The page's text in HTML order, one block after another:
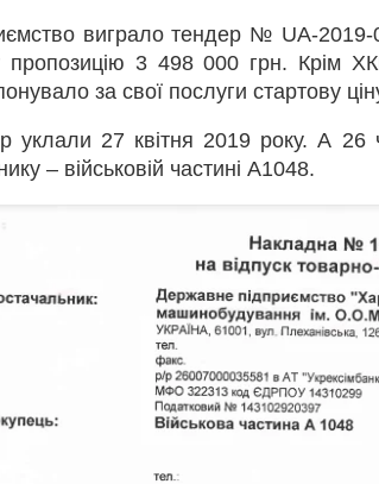
виграло тендер № UA-
пропозицію 3 498 000 грн. Крім
за свої послуги стартову
уклали 27 квітня 2019 року. А
– військовій частині А1048.